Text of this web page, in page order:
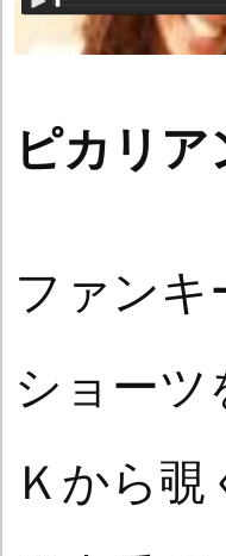
ピカリ
ファン
ショーツ
Ｋから